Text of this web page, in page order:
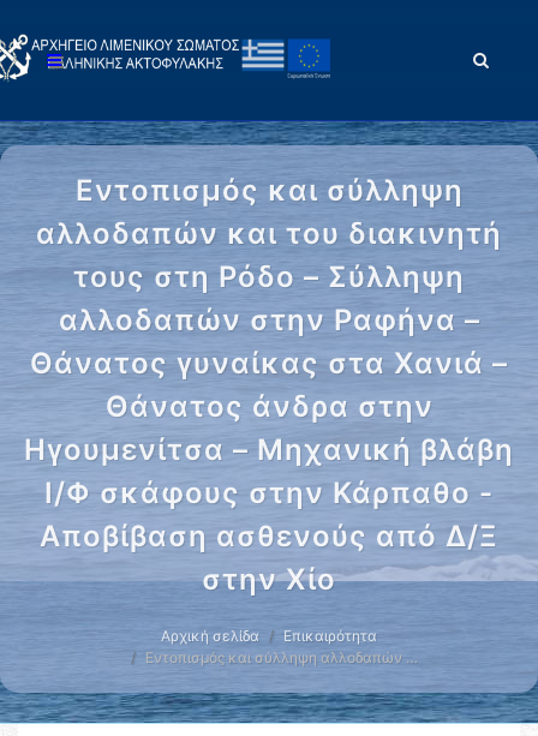
Εντοπισμός και σύλληψη
αλλοδαπών και του διακινητή
τους στη Ρόδο – Σύλληψη
αλλοδαπών στην Ραφήνα –
Θάνατος γυναίκας στα Χανιά –
Θάνατος άνδρα στην
Ηγουμενίτσα – Μηχανική βλάβη
Ι/Φ σκάφους στην Κάρπαθο -
Αποβίβαση ασθενούς από Δ/Ξ
στην Χίο
Αρχική σελίδα
Επικαιρότητα
Εντοπισμός και σύλληψη αλλοδαπών …